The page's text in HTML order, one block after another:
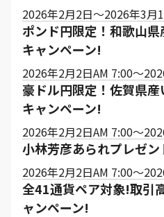
2026年2月2日～2026年3月
ポンド円限定！和歌山
キャンペーン!
2026年2月2日AM 7:00～
豪ドル円限定！佐賀県
キャンペーン!
2026年2月2日AM 7:00～
小林芳彦あられプレゼン
2026年2月2日AM 7:00～
全41通貨ペア対象!取引
ャンペーン!